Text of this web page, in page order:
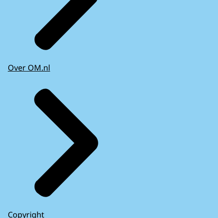
Over OM.nl
Copyright